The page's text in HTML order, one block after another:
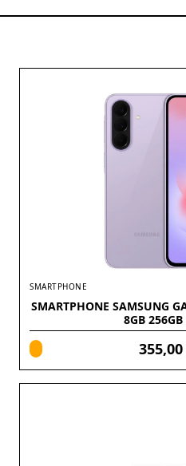
SMARTPHONE
SMARTPHONE SAMSUNG
8GB
355,00